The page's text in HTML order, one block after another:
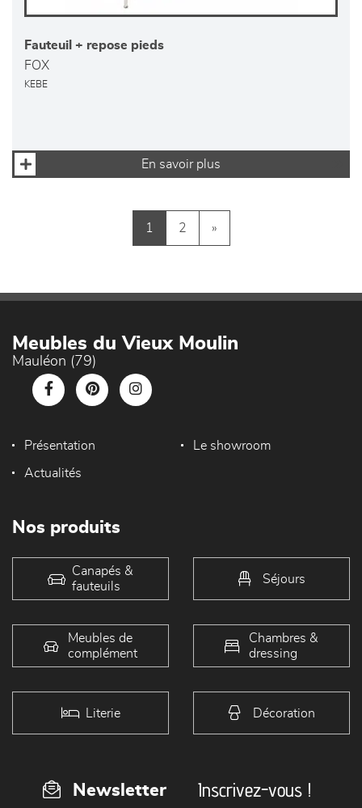
Fauteuil + repose pieds
FOX
KEBE
En savoir plus
1 2 »
Meubles du Vieux Moulin
Mauléon (79)
Présentation Le showroom
Actualités
Nos produits
Canapés &
fauteuils
Séjours
Meubles de
complément
Chambres &
dressing
Literie Décoration
Newsletter Inscrivez-vous !